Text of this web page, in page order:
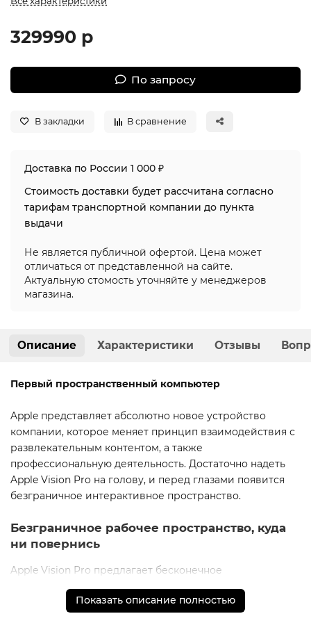
329990 р
По запросу
В закладки В сравнение
Доставка по России 1 000 ₽
Стоимость доставки будет рассчитана согласно
тарифам транспортной компании до пункта
выдачи
Не является публичной офертой. Цена может
отличаться от представленной на сайте.
Актуальную стомость уточняйте у менеджеров
магазина.
Описание Характеристики Отзывы
Первый пространственный компьютер
Apple представляет абсолютно новое устройство
компании, которое меняет принцип взаимодействия с
развлекательным контентом, а также
профессиональную деятельность. Достаточно надеть
Apple Vision Pro на голову, и перед глазами появится
безграничное интерактивное пространство.
Безграничное рабочее пространство, куда
ни повернись
Apple Vision Pro предлагает бесконечное
интерактивное пространство для работы с любимыми
приложениями. От веб-страниц в Safari до записей
Показать описание полностью